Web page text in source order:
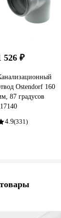
526 ₽
Ostendorf 160
87 градусов
4.9(331)